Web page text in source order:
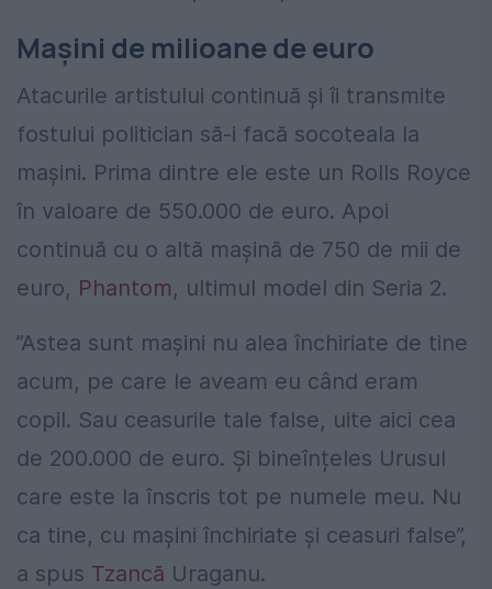
Mașini de milioane de euro
Atacurile artistului continuă și îi transmite
fostului politician să-i facă socoteala la
mașini. Prima dintre ele este un Rolls Royce
în valoare de 550.000 de euro. Apoi
continuă cu o altă mașină de 750 de mii de
euro, Phantom, ultimul model din Seria 2.
”Astea sunt mașini nu alea închiriate de tine
acum, pe care le aveam eu când eram
copil. Sau ceasurile tale false, uite aici cea
de 200.000 de euro. Și bineînțeles Urusul
care este la înscris tot pe numele meu. Nu
ca tine, cu mașini închiriate și ceasuri false”,
a spus Tzancă Uraganu.